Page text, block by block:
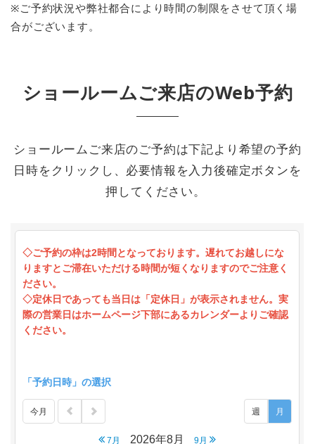
※ご予約状況や弊社都合により時間の制限をさせて頂く場
合がございます。
ショールームご来店のWeb予約
ショールームご来店のご予約は下記より希望の予約
日時をクリックし、必要情報を入力後確定ボタンを
押してください。